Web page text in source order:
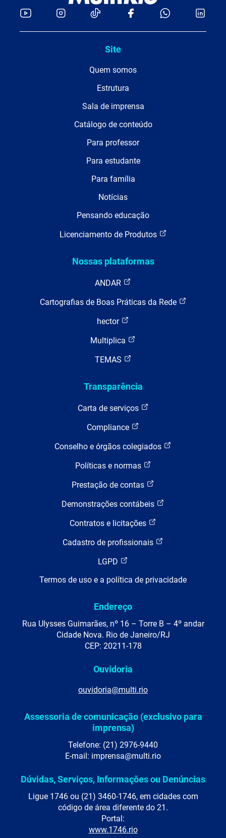
Site
Quem somos
Estrutura
Sala de imprensa
Catálogo de conteúdo
Para professor
Para estudante
Para família
Notícias
Pensando educação
Licenciamento de Produtos
Nossas plataformas
ANDAR
Cartografias de Boas Práticas da Rede
hector
Multiplica
TEMAS
Transparência
Carta de serviços
Compliance
Conselho e órgãos colegiados
Políticas e normas
Prestação de contas
Demonstrações contábeis
Contratos e licitações
Cadastro de profissionais
LGPD
Termos de uso e a política de privacidade
Endereço
Rua Ulysses Guimarães, nº 16 – Torre B – 4º andar
Cidade Nova. Rio de Janeiro/RJ
CEP: 20211-178
Ouvidoria
ouvidoria@multi.rio
Assessoria de comunicação (exclusivo para
imprensa)
Telefone: (21) 2976-9440
E-mail: imprensa@multi.rio
Dúvidas, Serviços, Informações ou Denúncias
Ligue 1746 ou (21) 3460-1746, em cidades com
código de área diferente do 21.
Portal:
www.1746.rio